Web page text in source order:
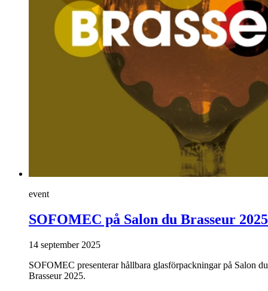
event
SOFOMEC på Salon du Brasseur 2025
14 september 2025
SOFOMEC presenterar hållbara glasförpackningar på Salon du
Brasseur 2025.